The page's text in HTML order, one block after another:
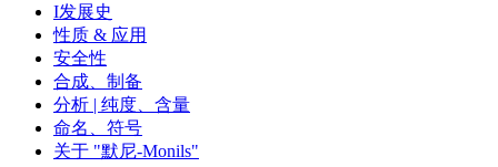
I发展史
性质 & 应用
安全性
合成、制备
分析 | 纯度、含量
命名、符号
关于 "默尼-Monils"